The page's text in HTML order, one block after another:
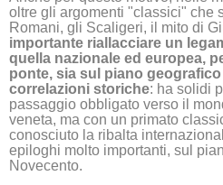
oltre gli argomenti "classici" che
Romani, gli Scaligeri, il mito di
importante riallacciare un
quella nazionale ed europea,
ponte, sia sul piano
correlazioni storiche: ha solidi
passaggio obbligato verso il
veneta, ma con un primato
conosciuto la ribalta
epiloghi molto importanti, sul
Novecento.